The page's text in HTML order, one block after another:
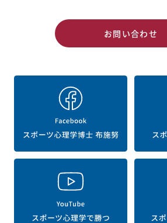
お問い合わせ